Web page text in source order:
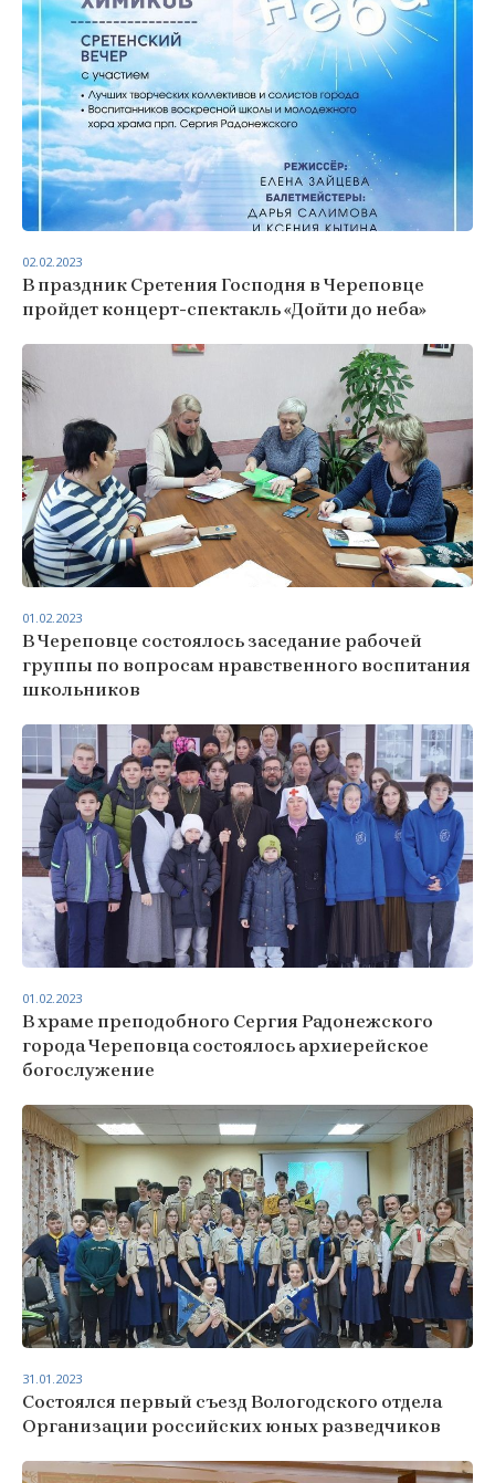
В праздник Сретения Господня в Череповце
пройдет концерт-спектакль «Дойти до неба»
02.02.2023
В Череповце состоялось заседание рабочей
группы по вопросам нравственного воспитания
школьников
01.02.2023
В храме преподобного Сергия Радонежского
города Череповца состоялось архиерейское
богослужение
01.02.2023
Состоялся первый съезд Вологодского отдела
Организации российских юных разведчиков
31.01.2023